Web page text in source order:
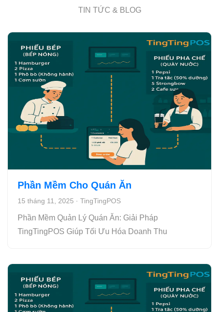
TIN TỨC & BLOG
Phần Mềm Cho Quán Ăn
15 tháng 11, 2025 · TingTingPOS
Phần Mềm Quản Lý Quán Ăn: Giải Pháp
TingTingPOS Giúp Tối Ưu Hóa Doanh Thu